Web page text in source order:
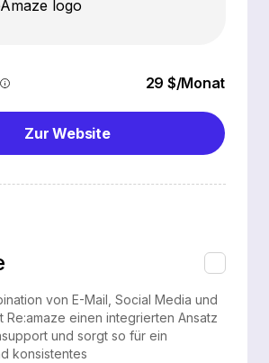
29 $/Monat
Zur Website
von E-Mail, Social Media und
Re:amaze einen integrierten Ansatz
und sorgt so für ein
konsistentes